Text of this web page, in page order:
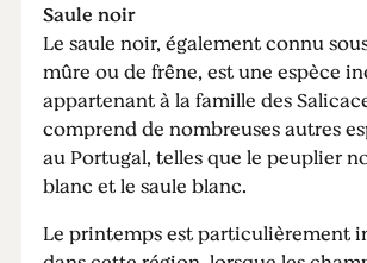
Saule noir
Le saule noir, également connu
mûre ou de frêne, est une espèce
appartenant à la famille des
comprend de nombreuses autres
au Portugal, telles que le peuplier
blanc et le saule blanc.
Le printemps est particulièrement